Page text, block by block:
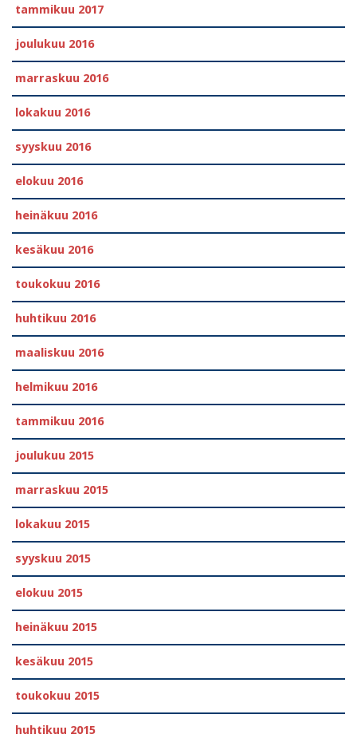
tammikuu 2017
joulukuu 2016
marraskuu 2016
lokakuu 2016
syyskuu 2016
elokuu 2016
heinäkuu 2016
kesäkuu 2016
toukokuu 2016
huhtikuu 2016
maaliskuu 2016
helmikuu 2016
tammikuu 2016
joulukuu 2015
marraskuu 2015
lokakuu 2015
syyskuu 2015
elokuu 2015
heinäkuu 2015
kesäkuu 2015
toukokuu 2015
huhtikuu 2015